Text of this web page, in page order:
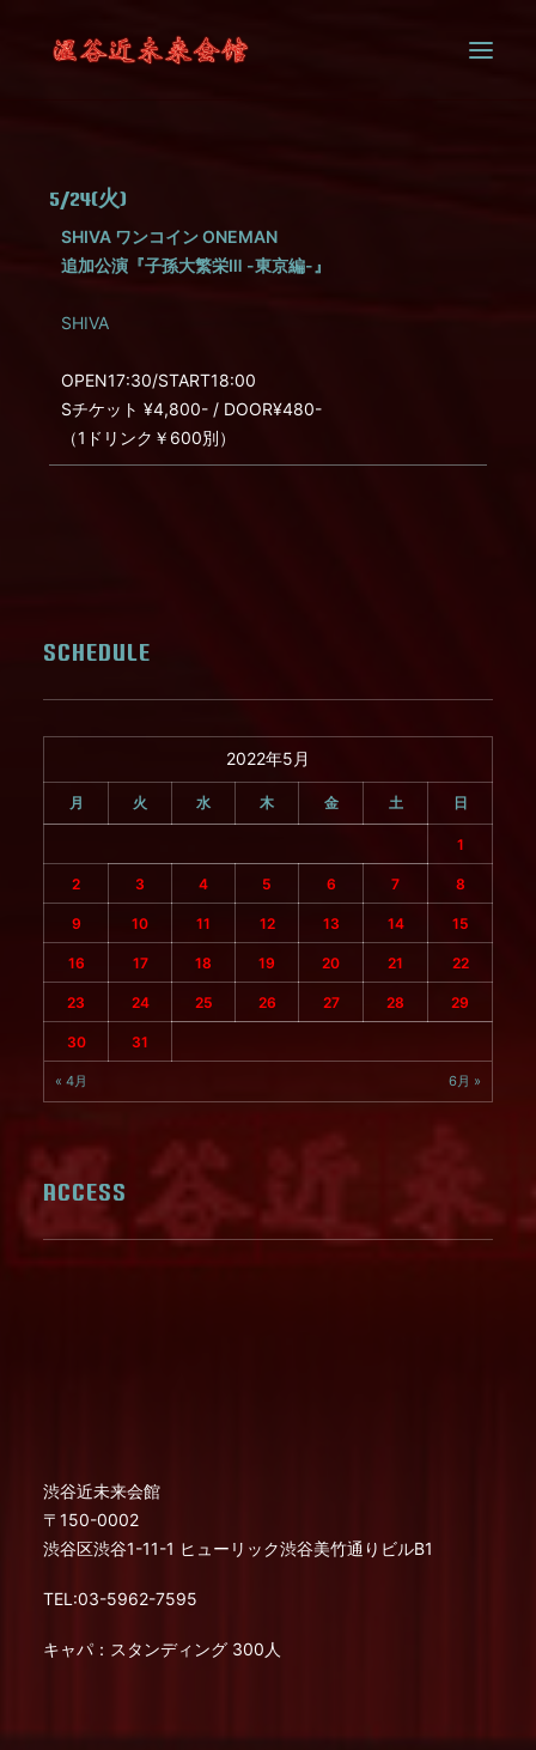
CONTACT5/24(火)
SHIVA ワンコイン ONEMAN
追加公演『子孫大繁栄Ⅲ -東京編-』
SHIVA
OPEN17:30/START18:00
Sチケット ¥4,800- / DOOR¥480-
（1ドリンク￥600別）
SCHEDULE
2022年5月
月 火 水 木 金 土 日
1
2 3 4 5 6 7 8
9 10 11 12 13 14 15
16 17 18 19 20 21 22
23 24 25 26 27 28 29
30 31
« 4月 6月 »
ACCESS
渋谷近未来会館
〒150-0002
渋谷区渋谷1-11-1 ヒューリック渋谷美竹通りビルB1
TEL:03-5962-7595
キャパ：スタンディング 300人